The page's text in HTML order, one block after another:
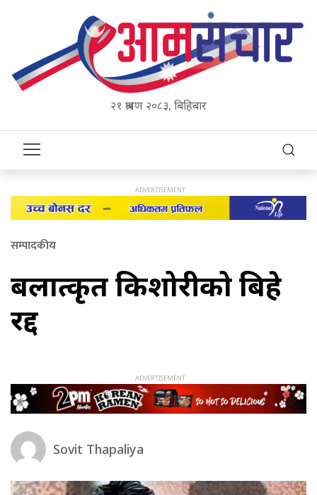
२१ श्रावण २०८३, बिहिबार
सम्पादकीय
बलात्कृत किशोरीको बिहे
रद्द
Sovit Thapaliya